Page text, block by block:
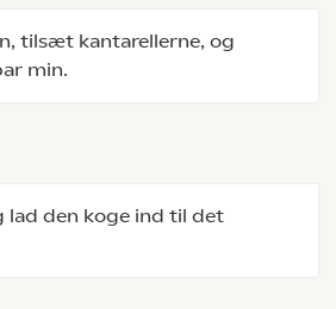
tilsæt kantarellerne, og
min.
den koge ind til det